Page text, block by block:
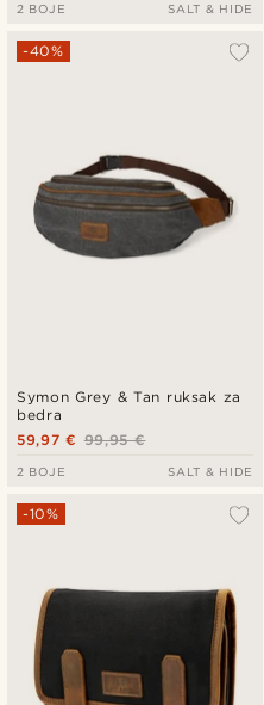
2 BOJE SALT & HIDE
Symon Grey & Tan ruksak za
bedra
-40%
99,95 €
59,97 €
2 BOJE SALT & HIDE
-10%